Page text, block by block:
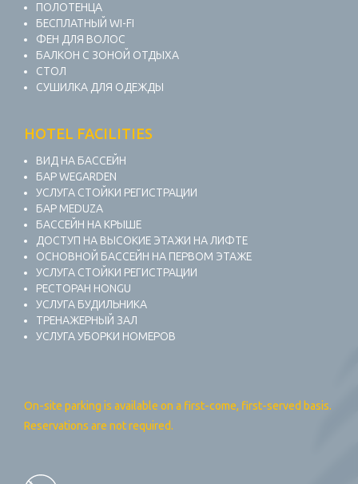
ПОЛОТЕНЦА
БЕСПЛАТНЫЙ WI-FI
ФЕН ДЛЯ ВОЛОС
БАЛКОН С ЗОНОЙ ОТДЫХА
СТОЛ
СУШИЛКА ДЛЯ ОДЕЖДЫ
HOTEL FACILITIES
ВИД НА БАССЕЙН
БАР WEGARDEN
УСЛУГА СТОЙКИ РЕГИСТРАЦИИ
БАР MEDUZA
БАССЕЙН НА КРЫШЕ
ДОСТУП НА ВЫСОКИЕ ЭТАЖИ НА ЛИФТЕ
ОСНОВНОЙ БАССЕЙН НА ПЕРВОМ ЭТАЖЕ
УСЛУГА СТОЙКИ РЕГИСТРАЦИИ
РЕСТОРАН HONGU
УСЛУГА БУДИЛЬНИКА
ТРЕНАЖЕРНЫЙ ЗАЛ
УСЛУГА УБОРКИ НОМЕРОВ
On-site parking is available on a first-come, first-served basis.
Reservations are not required.